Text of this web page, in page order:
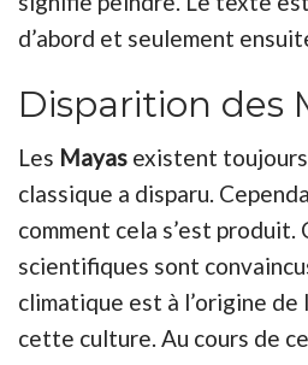
d’abord et seulement
Disparition des
Les Mayas existent
classique a disparu.
comment cela s’est produit.
scientifiques sont
climatique est à l’origine
cette culture. Au cours de